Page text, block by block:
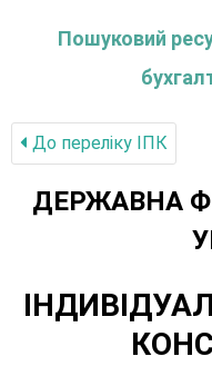
Пошуковий
До переліку IПК
ДЕРЖАВНА